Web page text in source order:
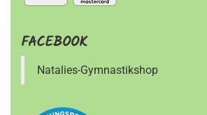
FACEBOOK
Natalies-Gymnastikshop